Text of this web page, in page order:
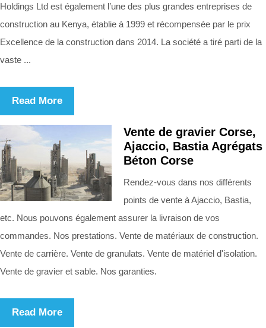
Holdings Ltd est également l’une des plus grandes entreprises de
construction au Kenya, établie à 1999 et récompensée par le prix
Excellence de la construction dans 2014. La société a tiré parti de la
vaste ...
Read More
Vente de gravier Corse,
Ajaccio, Bastia Agrégats
Béton Corse
Rendez-vous dans nos différents
points de vente à Ajaccio, Bastia,
etc. Nous pouvons également assurer la livraison de vos
commandes. Nos prestations. Vente de matériaux de construction.
Vente de carrière. Vente de granulats. Vente de matériel d'isolation.
Vente de gravier et sable. Nos garanties.
Read More